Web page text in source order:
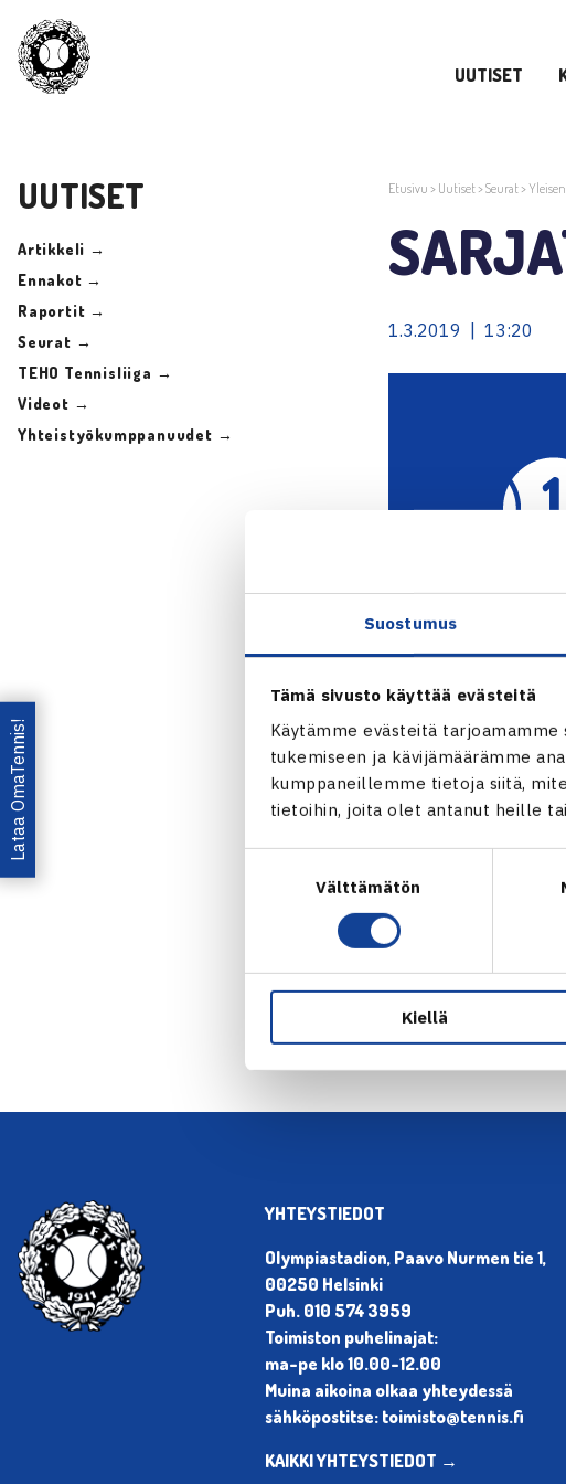
Suostumus
Tämä sivusto käyttää evästeitä
Käytämme evästeitä tarjoamamme
tukemiseen ja kävijämäärämme
kumppaneillemme tietoja siitä,
tietoihin, joita olet antanut heille
Välttämätön
Kiellä
UUTISET
UUTISET
Artikkeli →
Ennakot →
Raportit →
Seurat →
TEHO Tennisliiga →
Videot →
Yhteistyökumppanuudet →
Etusivu > Uutiset>Seurat>
1.3.2019 | 13:20
Jaa:
Lataa OmaTennis!
YHTEYSTIEDOT
Olympiastadion, Paavo Nurmen tie 1,
00250 Helsinki
Puh. 010 574 3959
Toimiston puhelinajat:
ma-pe klo 10.00-12.00
Muina aikoina olkaa yhteydessä
sähköpostitse: toimisto@tennis.fi
KAIKKI YHTEYSTIEDOT →